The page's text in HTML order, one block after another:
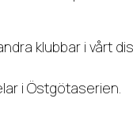
klubbar i vårt
i Östgötaserien.